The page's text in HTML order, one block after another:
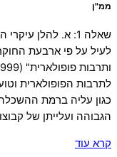
ממ"ן
שאלה 1: א. להלן
לעיל על פי ארבעת
לתרבות הפופולארית
כגון עליה ברמת
הגבוהה ועלייתן של
קרא עוד